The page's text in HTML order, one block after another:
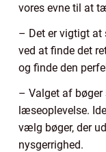
vores evne til at
– Det er vigtigt at
ved at finde det
og finde den
– Valget af bøger
læseoplevelse.
vælg bøger, der
nysgerrighed.